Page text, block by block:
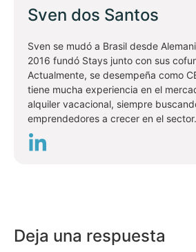
Sven dos Santos
Sven se mudó a Brasil desde
2016 fundó Stays junto con sus
Actualmente, se desempeña como
tiene mucha experiencia en el
alquiler vacacional, siempre
emprendedores a crecer en el sector.
Deja una respuesta